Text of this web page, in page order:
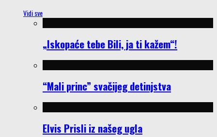
Vidi sve
„Iskopaće tebe Bili, ja ti kažem“!
“Mali princ” svačijeg detinjstva
Elvis Prisli iz našeg ugla